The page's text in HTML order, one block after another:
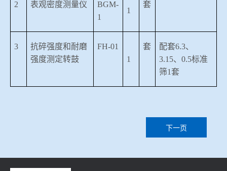
2 表观密度测量仪
BGM-
1
1
套
3
抗碎强度和耐磨
强度测定转鼓
FH-01
1
套 配套6.3、
3.15、0.5标准
筛1套
下一页